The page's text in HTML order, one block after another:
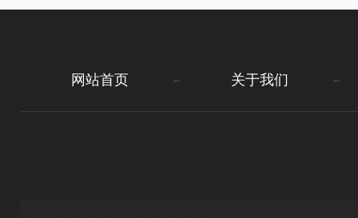
网站首页 关于我们